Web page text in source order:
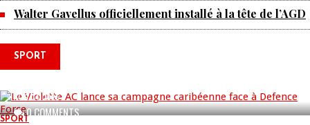
Walter Gavellus officiellement installé à la tête de l’AGD
SPORT
0 COMMENTS
Le Violette AC lance sa campagne
AUG 04, 2026
SPORT